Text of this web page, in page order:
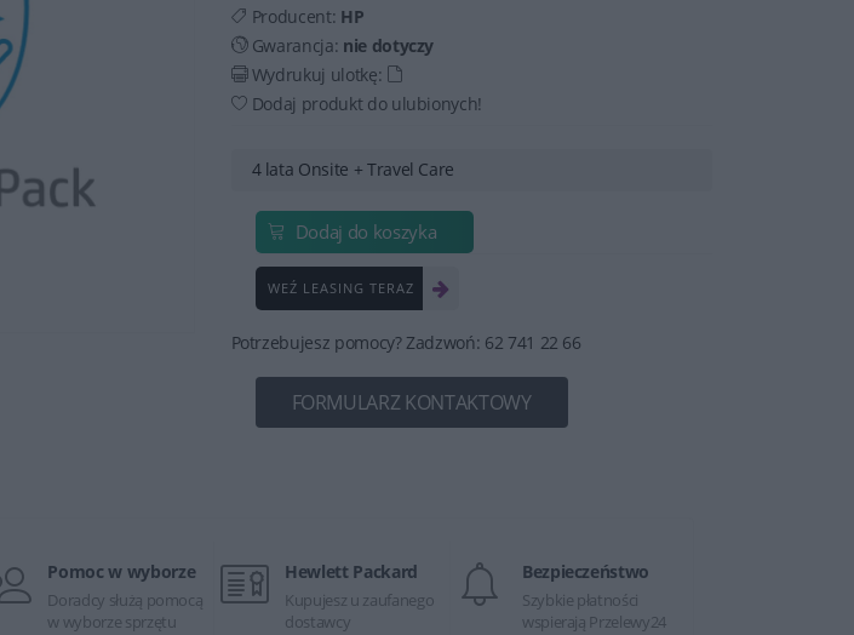
Producent: HP
Gwarancja: nie dotyczy
Wydrukuj ulotkę:
Dodaj produkt do ulubionych!
4 lata Onsite + Travel Care
Dodaj do koszyka
WEŹ LEASING TERAZ
Potrzebujesz pomocy? Zadzwoń: 62 741 22 66
FORMULARZ KONTAKTOWY
Pomoc w wyborze
Doradcy służą pomocą
w wyborze sprzętu
Hewlett Packard
Kupujesz u zaufanego
dostawcy
Bezpieczeństwo
Szybkie płatności
wspierają Przelewy24